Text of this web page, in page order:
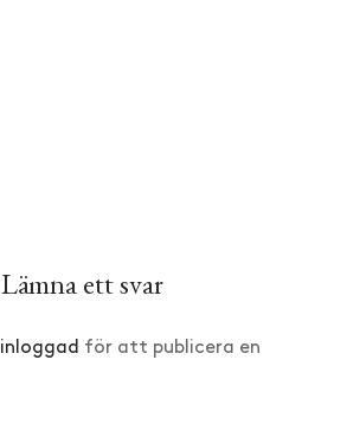
Lämna ett svar
inloggad för att publicera en